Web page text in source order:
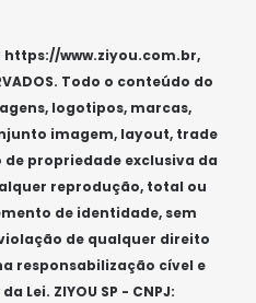
www.ziyou.com.br,
Todo o conteúdo do
logotipos, marcas,
imagem, layout, trade
de propriedade exclusiva da
reprodução, total ou
de identidade, sem
de qualquer direito
responsabilização cível e
Lei. ZIYOU SP - CNPJ: